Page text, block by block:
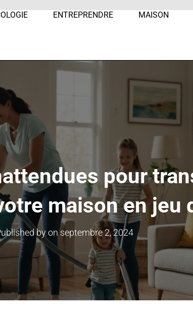
ENTREPRENDRE MAISON
pour
maison en jeu
byonseptembre 2, 2024